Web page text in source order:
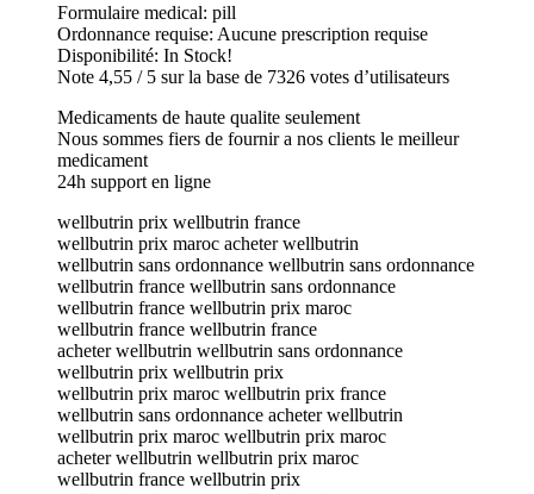
Formulaire medical: pill
Ordonnance requise: Aucune prescription requise
Disponibilité: In Stock!
Note 4,55 / 5 sur la base de 7326 votes d’utilisateurs
Medicaments de haute qualite seulement
Nous sommes fiers de fournir a nos clients le meilleur
medicament
24h support en ligne
wellbutrin prix wellbutrin france
wellbutrin prix maroc acheter wellbutrin
wellbutrin sans ordonnance wellbutrin sans ordonnance
wellbutrin france wellbutrin sans ordonnance
wellbutrin france wellbutrin prix maroc
wellbutrin france wellbutrin france
acheter wellbutrin wellbutrin sans ordonnance
wellbutrin prix wellbutrin prix
wellbutrin prix maroc wellbutrin prix france
wellbutrin sans ordonnance acheter wellbutrin
wellbutrin prix maroc wellbutrin prix maroc
acheter wellbutrin wellbutrin prix maroc
wellbutrin france wellbutrin prix